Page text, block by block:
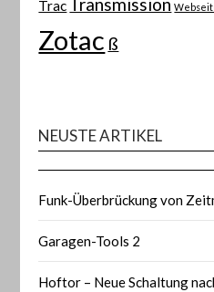
Trac
Zotac ß
NEUSTE ARTIKEL
Funk-Überbrückung von
Garagen-Tools 2
Hoftor – Neue Schaltung